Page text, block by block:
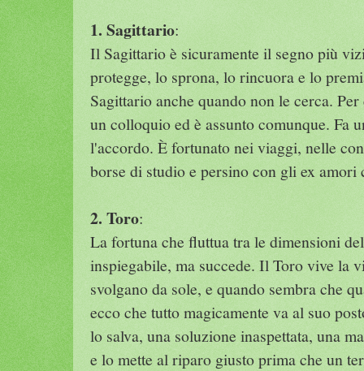
1. Sagittario:
Il Sagittario è sicuramente il segno più
protegge, lo sprona, lo rincuora e lo
Sagittario anche quando non le cerca.
un colloquio ed è assunto comunque. Fa
l'accordo. È fortunato nei viaggi, nelle
borse di studio e persino con gli ex amori
2. Toro:
La fortuna che fluttua tra le dimensioni
inspiegabile, ma succede. Il Toro vive la
svolgano da sole, e quando sembra che
ecco che tutto magicamente va al suo
lo salva, una soluzione inaspettata, una
e lo mette al riparo giusto prima che un